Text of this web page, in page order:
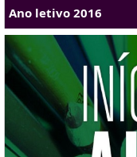
Ano letivo 2016